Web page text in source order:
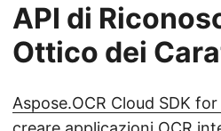
API di
Ottico dei
Aspose.OCR Cloud SDK for